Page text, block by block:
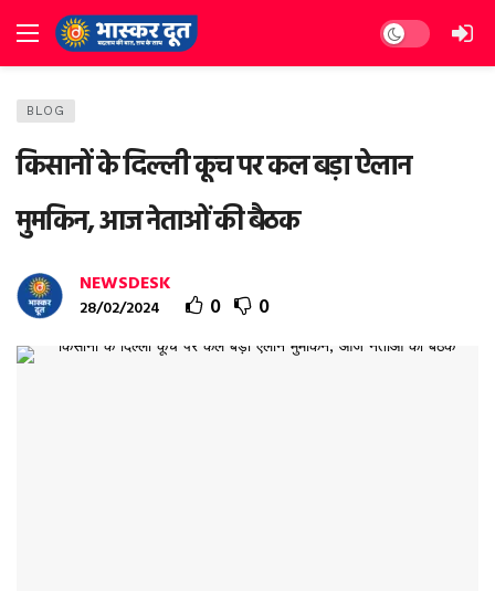
Dark mode
BLOG
किसानों के दिल्ली कूच पर कल बड़ा ऐलान
मुमकिन, आज नेताओं की बैठक
NEWSDESK
28/02/2024 0 0